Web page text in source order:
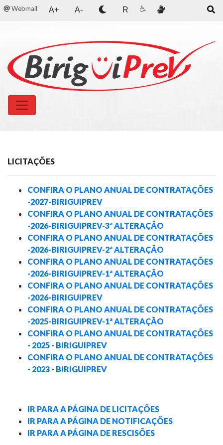
Webmail A+ A- R
LICITAÇÕES
CONFIRA O PLANO ANUAL DE CONTRATAÇÕES
-2027-BIRIGUIPREV
CONFIRA O PLANO ANUAL DE CONTRATAÇÕES
-2026-BIRIGUIPREV-3ª ALTERAÇÃO
CONFIRA O PLANO ANUAL DE CONTRATAÇÕES
-2026-BIRIGUIPREV-2ª ALTERAÇÃO
CONFIRA O PLANO ANUAL DE CONTRATAÇÕES
-2026-BIRIGUIPREV-1ª ALTERAÇÃO
CONFIRA O PLANO ANUAL DE CONTRATAÇÕES
-2026-BIRIGUIPREV
CONFIRA O PLANO ANUAL DE CONTRATAÇÕES
-2025-BIRIGUIPREV-1ª ALTERAÇÃO
CONFIRA O PLANO ANUAL DE CONTRATAÇÕES
- 2025 - BIRIGUIPREV
CONFIRA O PLANO ANUAL DE CONTRATAÇÕES
- 2023 - BIRIGUIPREV
IR PARA A PÁGINA DE LICITAÇÕES
IR PARA A PÁGINA DE NOTIFICAÇÕES
IR PARA A PÁGINA DE RESCISÕES